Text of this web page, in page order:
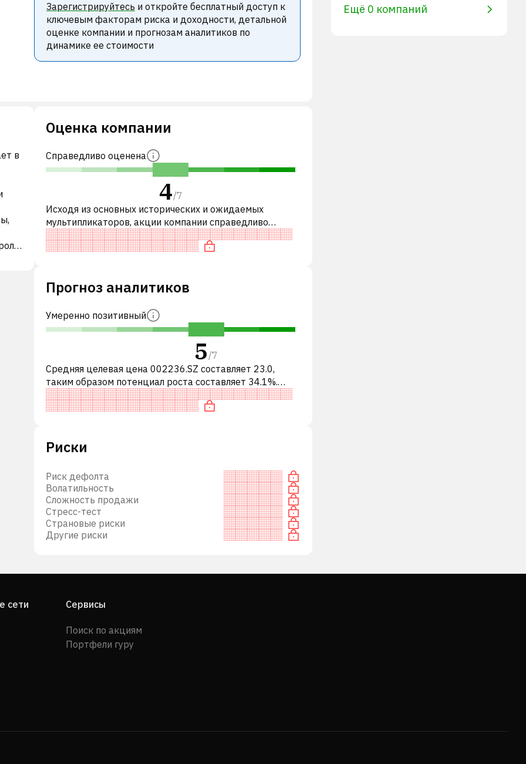
Зарегистрируйтесь и откройте бесплатный доступ к
ключевым факторам риска и доходности, детальной
оценке компании и прогнозам аналитиков по
динамике ее стоимости
в
Оценка компании
Справедливо оценена
4/7
Исходя из основных исторических и ожидаемых
мультипликаторов, акции компании справедливо
оценены по сравнению с аналогичными компаниями. В
частности, акция справедливо оц
Прогноз аналитиков
Умеренно позитивный
5/7
Средняя целевая цена 002236.SZ составляет 23.0,
таким образом потенциал роста составляет 34.1%.
Обычно это означает рекомендацию «ПОКУПАТЬ»
среди инвестиционных компаний
Риски
Риск дефолта
Волатильность
Сложность продажи
Стресс-тест
Страновые риски
Другие риски
Ещё 0 компаний
сети Сервисы
Поиск по акциям
Портфели гуру